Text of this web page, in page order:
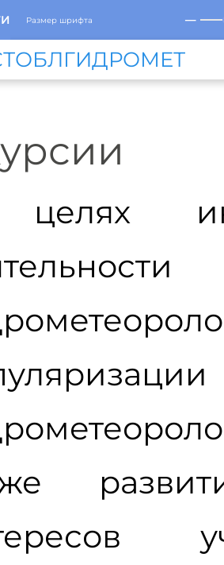
Размер шрифта ─